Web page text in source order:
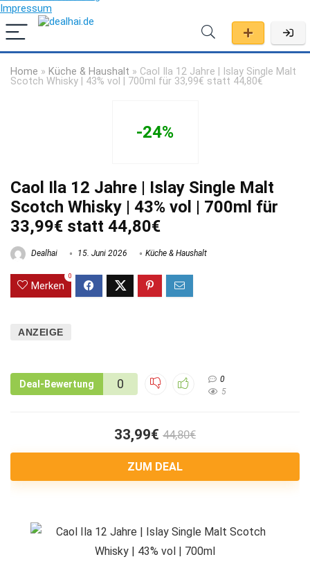
Impressum
Home » Küche & Haushalt » Caol Ila 12 Jahre | Islay Single Malt
Scotch Whisky | 43% vol | 700ml für 33,99€ statt 44,80€
-24%
Caol Ila 12 Jahre | Islay Single Malt
Scotch Whisky | 43% vol | 700ml für
33,99€ statt 44,80€
Dealhai 15. Juni 2026 Küche & Haushalt
Merken
0
ANZEIGE
Deal-Bewertung 0
0
5
33,99€ 44,80€
ZUM DEAL